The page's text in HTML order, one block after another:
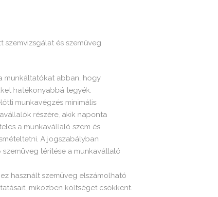
szemvizsgálat és szemüveg
munkáltatókat abban, hogy
hatékonyabbá tegyék.
munkavégzés minimális
részére, akik naponta
a munkavállaló szem és
A jogszabályban
térítése a munkavállaló
használt szemüveg elszámolható
miközben költséget csökkent.